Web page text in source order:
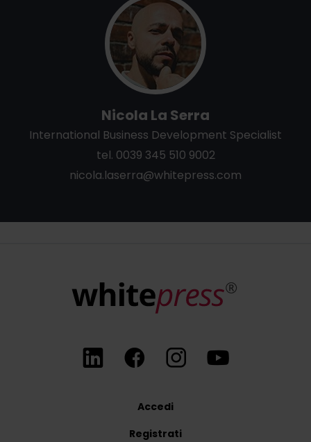
Nicola La Serra
International Business Development Specialist
tel. 0039 345 510 9002
nicola.laserra@whitepress.com
Accedi
Registrati